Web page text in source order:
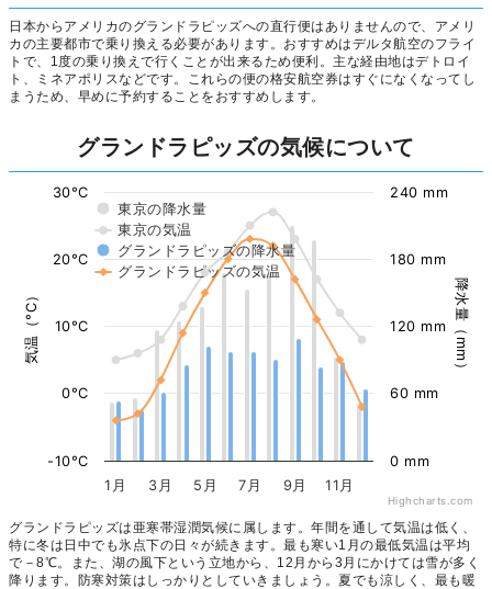
日本からアメリカのグランドラピッズへの直行便はありませんので、アメリ
カの主要都市で乗り換える必要があります。おすすめはデルタ航空のフライ
トで、1度の乗り換えで行くことが出来るため便利。主な経由地はデトロイ
ト、ミネアポリスなどです。これらの便の格安航空券はすぐになくなってし
まうため、早めに予約することをおすすめします。
グランドラピッズの気候について
気温（°C） 降水量（mm）
東京の降水量
東京の気温
グランドラピッズの降水量
グランドラピッズの気温
1月 3月 5月 7月 9月 11月
-10°C
0°C
10°C
20°C
30°C
0 mm
60 mm
120 mm
180 mm
240 mm
Highcharts.com
グランドラピッズは亜寒帯湿潤気候に属します。年間を通して気温は低く、
特に冬は日中でも氷点下の日々が続きます。最も寒い1月の最低気温は平均
で－8℃。また、湖の風下という立地から、12月から3月にかけては雪が多く
降ります。防寒対策はしっかりとしていきましょう。夏でも涼しく、最も暖